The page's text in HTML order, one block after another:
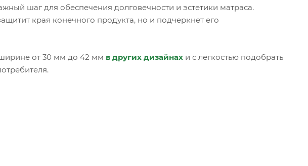
шаг для обеспечения долговечности и эстетики матраса.
края конечного продукта, но и подчеркнет его
от 30 мм до 42 мм в других дизайнах и с легкостью подобрать